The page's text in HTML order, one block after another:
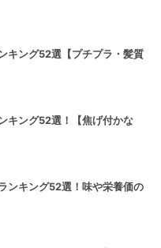
キング52選【プチプラ・髪質
キング52選！【焦げ付かな
ンキング52選！味や栄養価の